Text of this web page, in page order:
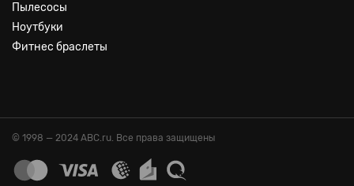
Пылесосы
Ноутбуки
Фитнес браслеты
© 1998 — 2024 ABC.ru. Все права защищены